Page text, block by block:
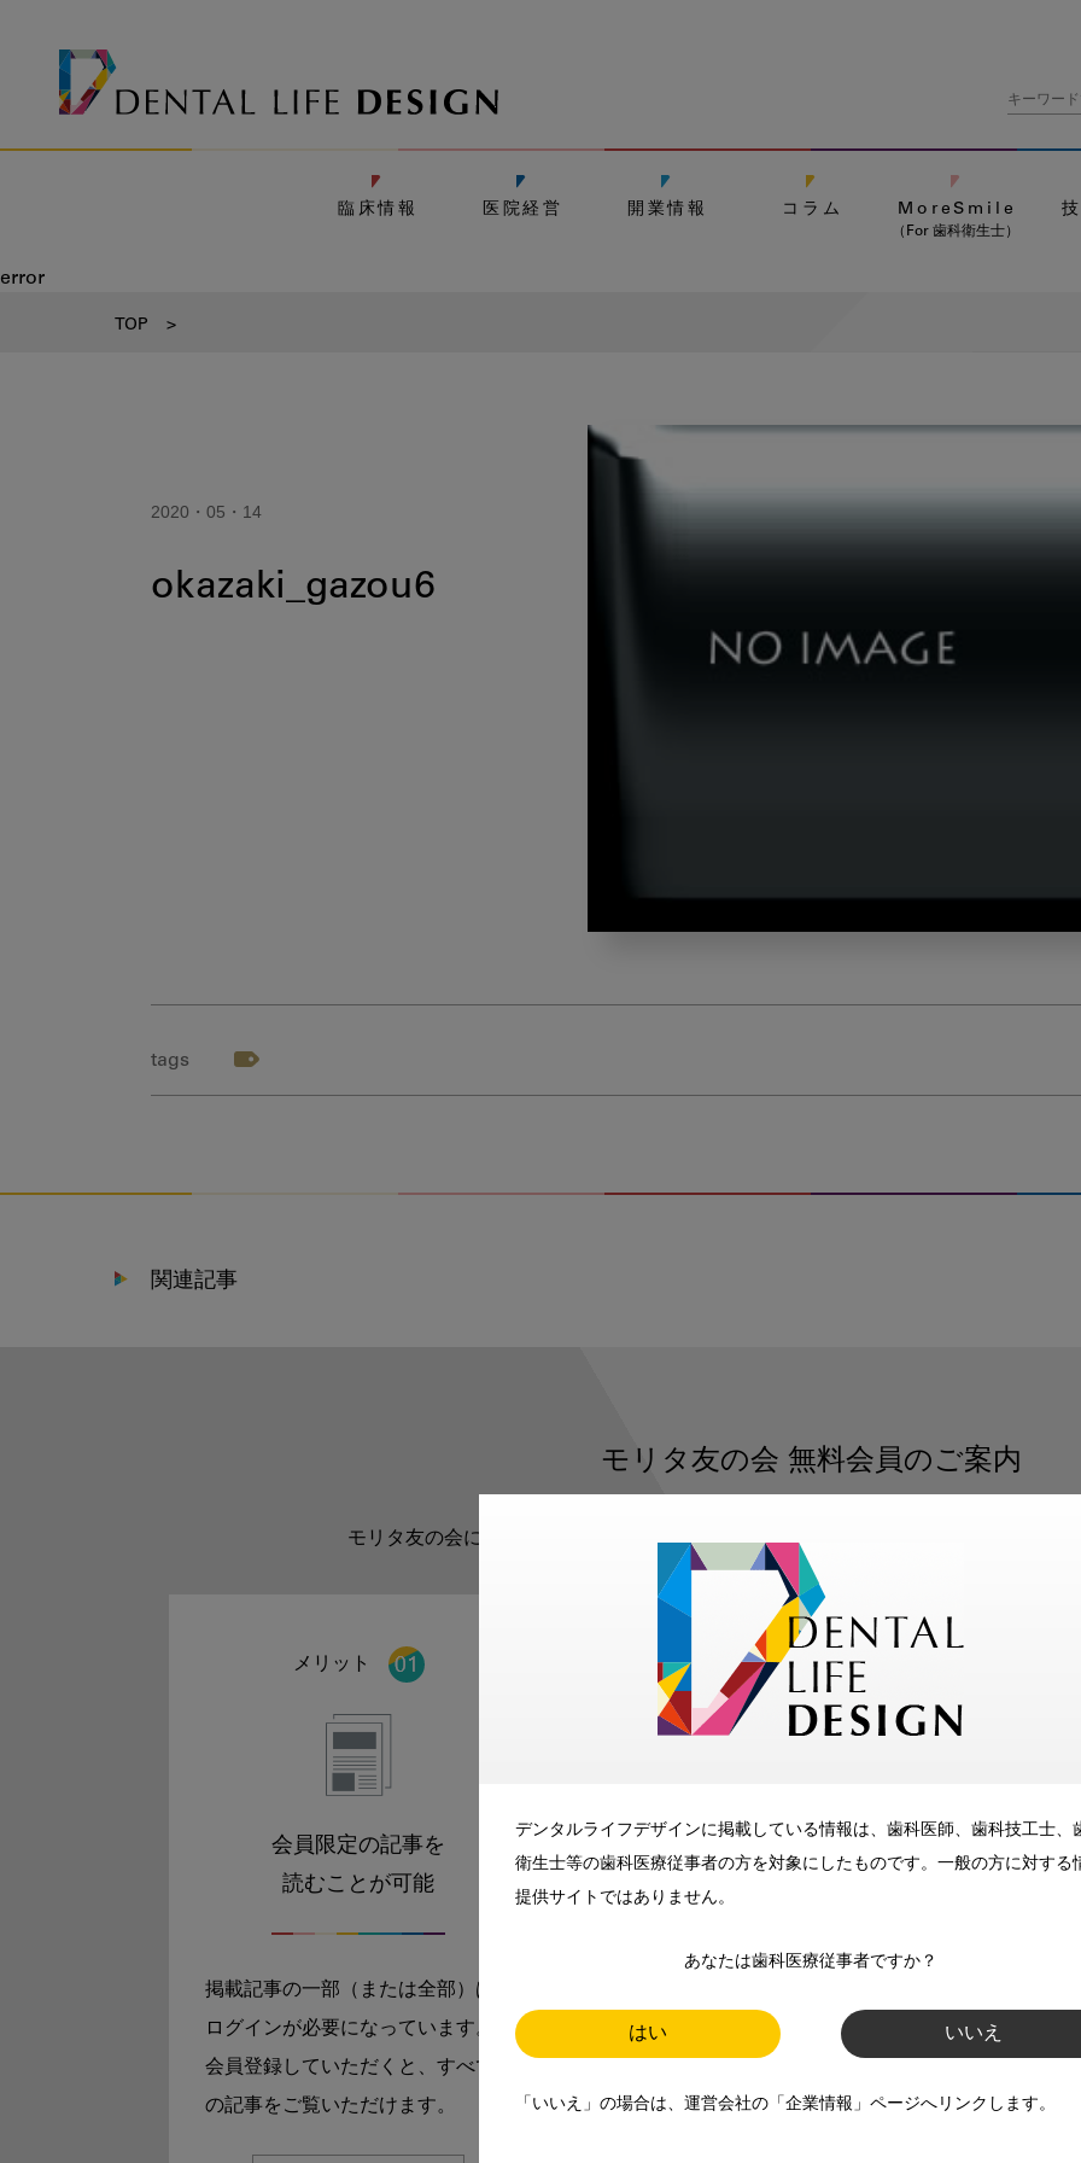
デンタルライフデザインに掲載している情報は、歯科医師、歯科技工士、
衛生士等の歯科医療従事者の方を対象にしたものです。一般の方に対する
提供サイトではありません。
あなたは歯科医療従事者ですか？
はい いいえ
「いいえ」の場合は、運営会社の「企業情報」ページへリンクします。
臨床情報 医院経営 開業情報 コラム MoreSmile
（For 歯科衛生士）
error
TOP >
2020・05・14
okazaki_gazou6
tags
関連記事
モリタ友の会 無料会員のご案内
モリタ友の会に登録いただくと、デンタルライフデザインをもっと便利にご利用い
メリット
会員限定の記事を
読むことが可能
掲載記事の一部（または全部）は
ログインが必要になっています。
会員登録していただくと、すべて
の記事をご覧いただけます。
メリット
メールマガジンでお届け
師、歯科衛生士、歯科技工士）に
お届けします。